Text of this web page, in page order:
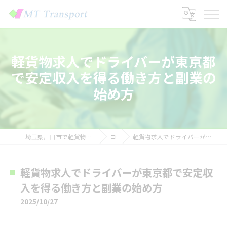
軽貨物求人でドライバーが東京都
で安定収入を得る働き方と副業の
始め方
埼玉県川口市で軽貨物の求人なら株式会社MTトランスポート コラム 軽貨物求人でドライバーが東京都で安定収入を得る働き方と副業の始め方
軽貨物求人でドライバーが東京都で安定収
入を得る働き方と副業の始め方
2025/10/27